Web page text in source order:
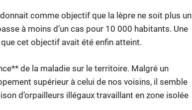
comme objectif que la lèpre ne soit plus un
à moins d’un cas pour 10 000 habitants. Une
cet objectif avait été enfin atteint.
de la maladie sur le territoire. Malgré un
supérieur à celui de nos voisins, il semble
d’orpailleurs illégaux travaillant en zone isolée